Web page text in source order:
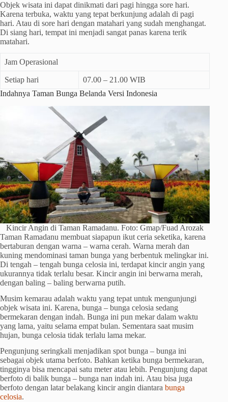
Objek wisata ini dapat dinikmati dari pagi hingga sore hari.
Karena terbuka, waktu yang tepat berkunjung adalah di pagi
hari. Atau di sore hari dengan matahari yang sudah menghangat.
Di siang hari, tempat ini menjadi sangat panas karena terik
matahari.
Jam Operasional
Setiap hari
07.00 – 21.00 WIB
Indahnya Taman Bunga Belanda Versi Indonesia
Kincir Angin di Taman Ramadanu. Foto: Gmap/Fuad Arozak
Taman Ramadanu membuat siapapun ikut ceria seketika, karena
bertaburan dengan warna – warna cerah. Warna merah dan
kuning mendominasi taman bunga yang berbentuk melingkar ini.
Di tengah – tengah bunga celosia ini, terdapat kincir angin yang
ukurannya tidak terlalu besar. Kincir angin ini berwarna merah,
dengan baling – baling berwarna putih.
Musim kemarau adalah waktu yang tepat untuk mengunjungi
objek wisata ini. Karena, bunga – bunga celosia sedang
bermekaran dengan indah. Bunga ini pun mekar dalam waktu
yang lama, yaitu selama empat bulan. Sementara saat musim
hujan, bunga celosia tidak terlalu lama mekar.
Pengunjung seringkali menjadikan spot bunga – bunga ini
sebagai objek utama berfoto. Bahkan ketika bunga bermekaran,
tingginya bisa mencapai satu meter atau lebih. Pengunjung dapat
berfoto di balik bunga – bunga nan indah ini. Atau bisa juga
berfoto dengan latar belakang kincir angin diantara bunga
celosia.